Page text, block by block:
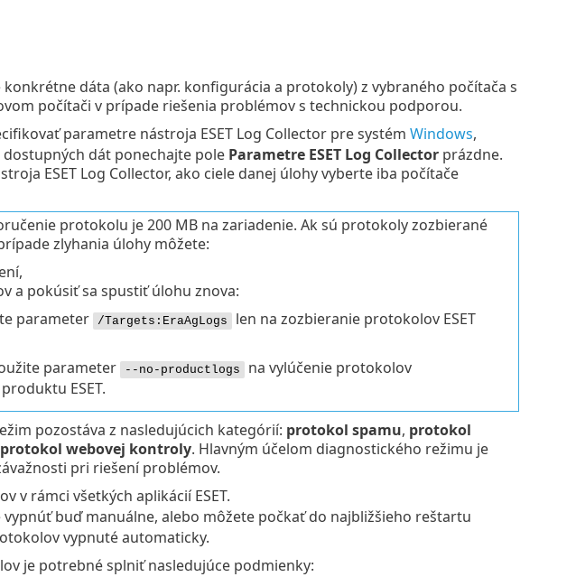
dáta (ako napr. konfigurácia a protokoly) z vybraného počítača s
počítači v prípade riešenia problémov s technickou podporou.
parametre nástroja ESET Log Collector pre systém Windows,
dát ponechajte pole Parametre ESET Log Collectorprázdne.
ESET Log Collector, ako ciele danej úlohy vyberte iba počítače
protokolu je 200 MB na zariadenie. Ak sú protokoly zozbierané
zlyhania úlohy môžete:
a pokúsiť sa spustiť úlohu znova:
parameter /Targets:EraAgLogs len na zozbieranie protokolov ESET
parameter --no-productlogs na vylúčenie protokolov
ESET.
pozostáva z nasledujúcich kategórií: protokol spamu, protokol
protokol webovej kontroly. Hlavným účelom diagnostického režimu je
pri riešení problémov.
v rámci všetkých aplikácií ESET.
buď manuálne, alebo môžete počkať do najbližšieho reštartu
vypnuté automaticky.
je potrebné splniť nasledujúce podmienky: